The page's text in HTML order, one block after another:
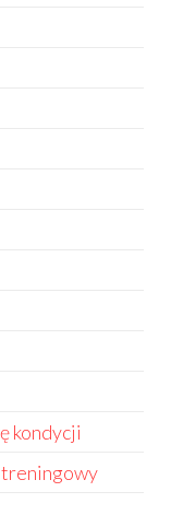
kondycji
treningowy